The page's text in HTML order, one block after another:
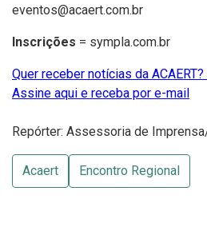
eventos@acaert.com.br
Inscrições = sympla.com.br
Quer receber notícias da
Assine aqui e receba por e-mail
Repórter: Assessoria de
Acaert Encontro Regional